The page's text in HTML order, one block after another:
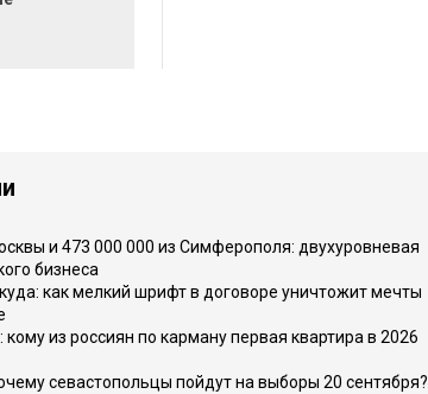
и 473 000 000 из Симферополя: двухуровневая
бизнеса
как мелкий шрифт в договоре уничтожит мечты
из россиян по карману первая квартира в 2026
севастопольцы пойдут на выборы 20 сентября?